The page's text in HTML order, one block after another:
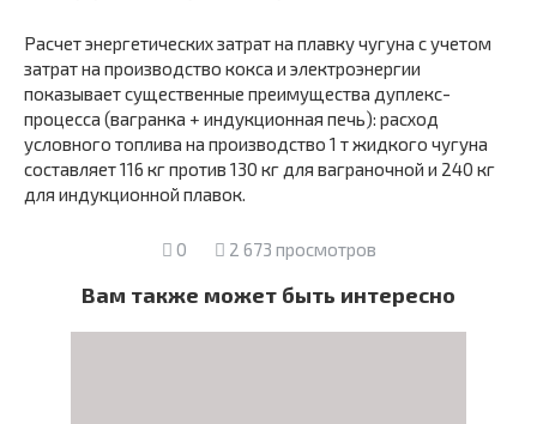
Расчет энергетических затрат на плавку чугуна с учетом
затрат на производство кокса и электроэнергии
показывает существенные преимущества дуплекс-
процесса (вагранка + индукционная печь): расход
условного топлива на производство 1 т жидкого чугуна
составляет 116 кг против 130 кг для ваграночной и 240 кг
для индукционной плавок.
0 2 673 просмотров
Вам также может быть интересно